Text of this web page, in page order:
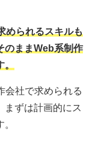
められるスキルも
のままWeb系制作
会社で求められる
まずは計画的にス